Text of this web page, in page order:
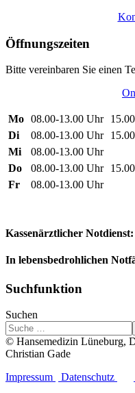
Öffnungszeiten
Bitte vereinbaren Sie einen
Mo 08.00-13.00 Uhr
Di
08.00-13.00 Uhr
Mi
08.00-13.00 Uhr
Do
08.00-13.00 Uhr
Fr
08.00-13.00 Uhr
Kassenärztlicher Notdienst:
In lebensbedrohlichen
Suchfunktion
Suchen
© Hansemedizin Lüneburg,
Christian Gade
Impressum
Datenschutz